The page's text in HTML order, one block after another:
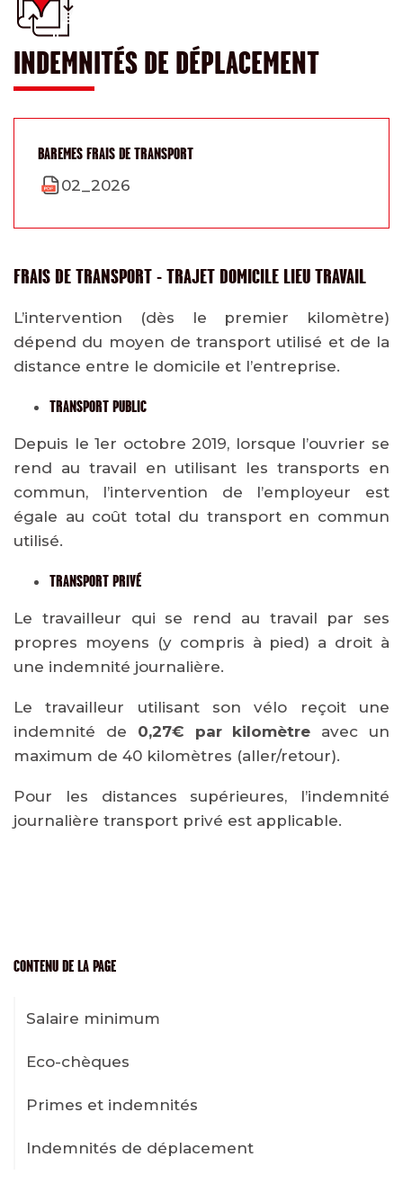
INDEMNITÉS DE DÉPLACEMENT
BAREMES FRAIS DE TRANSPORT
02_2026
FRAIS DE TRANSPORT - TRAJET DOMICILE LIEU TRAVAIL
L’intervention (dès le premier kilomètre)
dépend du moyen de transport utilisé et de la
distance entre le domicile et l’entreprise.
TRANSPORT PUBLIC
Depuis le 1er octobre 2019, lorsque l’ouvrier se
rend au travail en utilisant les transports en
commun, l’intervention de l’employeur est
égale au coût total du transport en commun
utilisé.
TRANSPORT PRIVÉ
Le travailleur qui se rend au travail par ses
propres moyens (y compris à pied) a droit à
une indemnité journalière.
Le travailleur utilisant son vélo reçoit une
indemnité de 0,27€ par kilomètre avec un
maximum de 40 kilomètres (aller/retour).
Pour les distances supérieures, l’indemnité
journalière transport privé est applicable.
CONTENU DE LA PAGE
Salaire minimum
Eco-chèques
Primes et indemnités
Indemnités de déplacement